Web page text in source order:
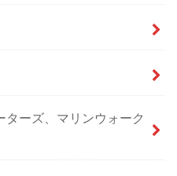
ーズ、マリンウォーク